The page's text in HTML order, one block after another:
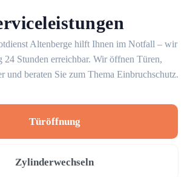
Altenberge hilft Ihnen im Notfall – wir
24 Stunden erreichbar. Wir öffnen Türen,
und beraten Sie zum Thema Einbruchschutz.
Türöffnung
Zylinderwechseln